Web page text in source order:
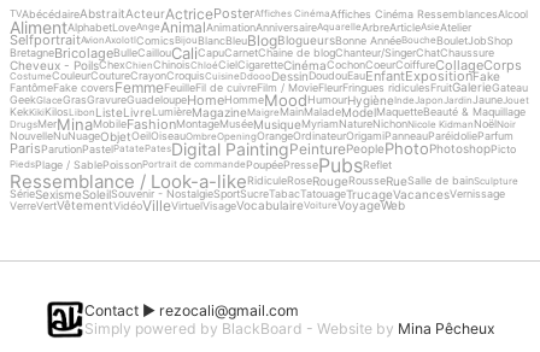
TVAbécédaireAbstraitActeurActricePosterAffiches CinémaAffiches Cinéma RessemblancesAlcool
AlimentAlphabetLoveAnge AnimalAnimationAnniversaireAquarelleArbreArticleAsieAtelier
SelfportraitAvionAxolotlComicsBijou BlancBleuBlogBlogueursBonne AnnéeBouche BouletJobShop
BretagneBricolageBulleCaillouCaliCapuCarnetChaine de blogChanteur/SingerChatChaussure
Cheveux - PoilsChexChienChinoisChloéCielCigaretteCinémaCochonCoeurCoiffureCollageCorps
CostumeCouleurCoutureCrayonCroquisCuisineDdoooDessinDoudouEauEnfantExpositionFake
FantômeFake coversFemmeFeuilleFil de cuivreFilm / MovieFleurFringues ridiculesFruitGalerieGateau
GeekGlaceGrasGravureGuadeloupeHomeHommeMoodHumourHygièneInde Japon JardinJaune Jouet
KekKikiKilosLibon ListeLivreLumièreMagazineMaigre MainMaladeModelMaquetteBeauté & Maquillage
DrugsMerMinaMobileFashionMontageMuséeMusiqueMyriamNatureNichonNicole Kidman NoëlNoir
NouvelleNuNuageObjetOeilOiseauOmbreOpeningOrangeOrdinateurOrigamiPanneauParéidolieParfum
ParisParutionPastelPatatePatesDigital PaintingPeinturePeoplePhotoPhotoshopPicto
PiedsPlage / SablePoissonPortrait de commande PoupéePressePubsReflet
Ressemblance / Look-a-likeRidiculeRoseRougeRousseRueSalle de bainSculpture
SérieSexismeSoleilSouvenir - NostalgieSportSucreTabacTatouageTrucageVacancesVernissage
VerreVertVêtementVidéoVilleVirtuelVisageVocabulaireVoitureVoyageWeb
Contact ► rezocali@gmail.com
Simply powered by BlackBoard - Website by Mina Pêcheux